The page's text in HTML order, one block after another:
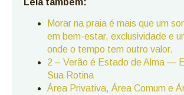
Morar na praia é mais que um
em bem-estar, exclusividade e
onde o tempo tem outro valor.
2 – Verão é Estado de Alma —
Sua Rotina
Área Privativa, Área Comum e